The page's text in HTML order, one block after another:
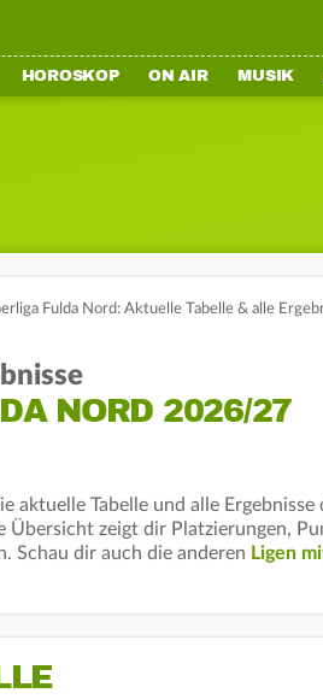
HOROSKOP ON AIR MUSIK
Fulda Nord: Aktuelle Tabelle & alle
NORD 2026/27
aktuelle Tabelle und alle Ergebnisse
zeigt dir Platzierungen,
Schau dir auch die anderen Ligen